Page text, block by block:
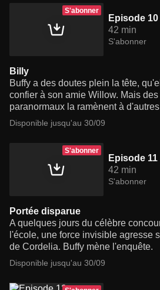
S'abonner
Episode 10
42 min
S'abonner
Billy
Buffy a des doutes plein la tête,
confier à son amie Willow. Mais
paranormaux la ramènent à
Disponible jusqu'au 30/09
S'abonner
Episode 11
42 min
S'abonner
Portée disparue
A quelques jours du célèbre
l'école, une force invisible agresse
de Cordelia. Buffy mène l'enquête.
Disponible jusqu'au 30/09